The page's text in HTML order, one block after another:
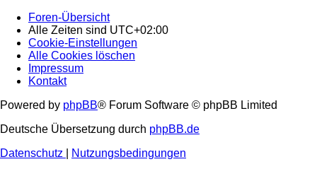
Foren-Übersicht
Alle Zeiten sind UTC+02:00
Cookie-Einstellungen
Alle Cookies löschen
Impressum
Kontakt
Powered by phpBB® Forum Software © phpBB Limited
Deutsche Übersetzung durch phpBB.de
Datenschutz
Nutzungsbedingungen